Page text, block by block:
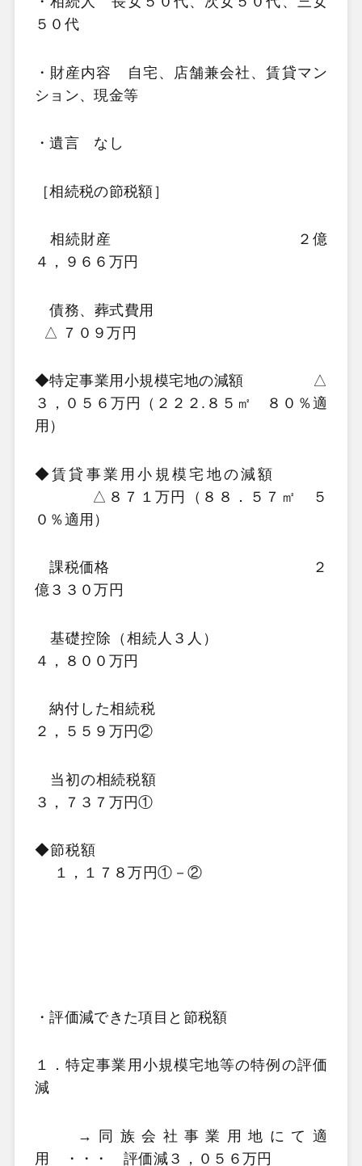
５０代
・財産内容 自宅、店舗兼会社、賃貸マン
ション、現金等
・遺言 なし
［相続税の節税額］
相続財産
２億
４，９６６万円
債務、葬式費用
△ ７０９万円
◆特定事業用小規模宅地の減額 △
３，０５６万円（２２２ . ８５㎡ ８０％適
用）
◆賃貸事業用小規模宅地の減額
△ ８７１万円（８８．５７㎡ ５
０％適用）
課税価格
２
億３３０万円
基礎控除（相続人３人）
４ ，８００万円
納付した相続税
２，５５９ 万円②
当初の相続税額
３，７３７ 万円①
◆節税額
１，１７８万円① － ②
・評価減できた項目と節税額
１．特定事業用小規模宅地等の特例の評価
減
→同族会社事業用地にて適
用 ・・・評価減３，０５６万円